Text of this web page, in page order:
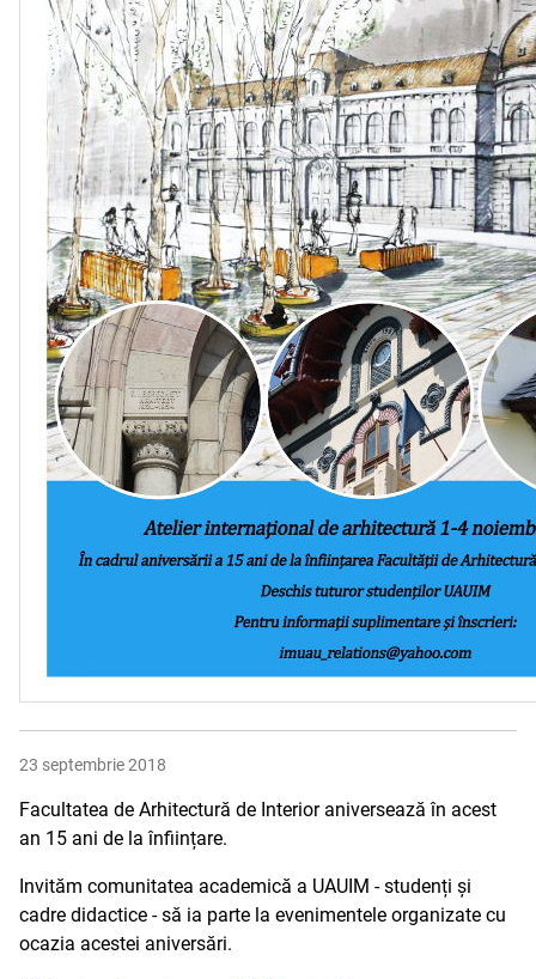
23 septembrie 2018
Facultatea de Arhitectură de Interior aniversează în acest
an 15 ani de la înființare.
Invităm comunitatea academică a UAUIM - studenți și
cadre didactice - să ia parte la evenimentele organizate cu
ocazia acestei aniversări.